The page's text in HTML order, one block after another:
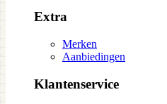
Extra
Merken
Aanbiedingen
Klantenservice